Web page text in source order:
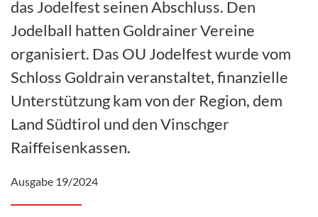
das Jodelfest seinen Abschluss. Den
Jodelball hatten Goldrainer Vereine
organisiert. Das OU Jodelfest wurde vom
Schloss Goldrain veranstaltet, finanzielle
Unterstützung kam von der Region, dem
Land Südtirol und den Vinschger
Raiffeisenkassen.
Ausgabe 19/2024